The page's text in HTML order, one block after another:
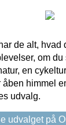
de alt, hvad
om
en
himmel
udvalg.
udvalget på